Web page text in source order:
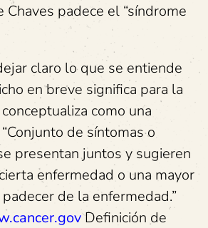
padece el “síndrome
claro lo que se entiende
en breve significa para la
como una
de síntomas o
presentan juntos y sugieren
enfermedad o una mayor
de la enfermedad.”
Definición de